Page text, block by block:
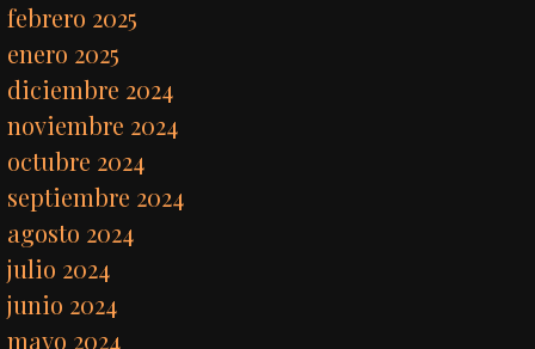
febrero 2025
enero 2025
diciembre 2024
noviembre 2024
octubre 2024
septiembre 2024
agosto 2024
julio 2024
junio 2024
mayo 2024